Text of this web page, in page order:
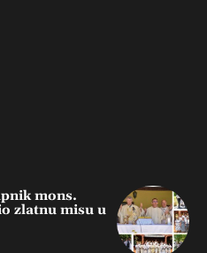
mons.
zlatnu misu u